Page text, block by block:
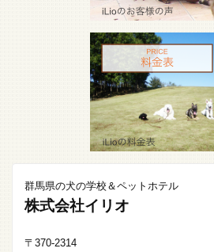
群馬県の犬の学校＆ペットホテル
株式会社イリオ
〒370-2314